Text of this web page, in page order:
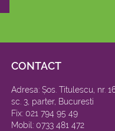
CONTACT
Adresa: Șos. Titulescu, nr.
sc. 3, parter, Bucuresti
Fix: 021 794 95 49
Mobil: 0733 481 472